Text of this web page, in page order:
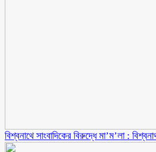
বিশ্বনাথে সাংবাদিকের বিরুদ্ধে মা’ম’লা :